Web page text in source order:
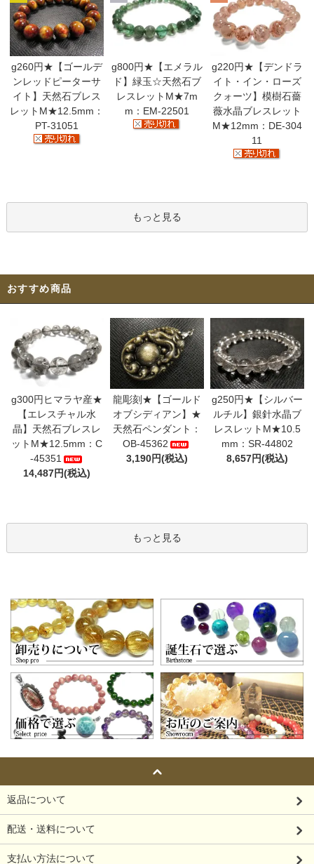
g260円★【ゴールデ
ンレッドピーターサ
イト】天然石ブレス
レットM★12.5mm：
PT-31051
g800円★【エメラル
ド】緑玉☆天然石ブ
レスレットM★7m
m：EM-22501
g220円★【デンドラ
イト・イン・ローズ
クォーツ】模樹石薔
薇水晶ブレスレット
M★12mm：DE-304
11
もっと見る
おすすめ商品
g300円ヒマラヤ産★
【エレスチャル水
晶】天然石ブレスレ
ットM★12.5mm：C
-45351
14,487円(税込)
龍彫刻★【ゴールド
オブシディアン】★
天然石ペンダント：
OB-45362
3,190円(税込)
g250円★【シルバー
ルチル】銀針水晶ブ
レスレットM★10.5
mm：SR-44802
8,657円(税込)
もっと見る
返品について
配送・送料について
支払い方法について